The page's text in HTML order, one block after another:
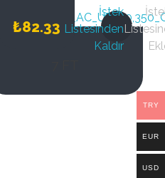
₺82.33
İstek
Listesinden
Kaldır
TRY
EUR
USD